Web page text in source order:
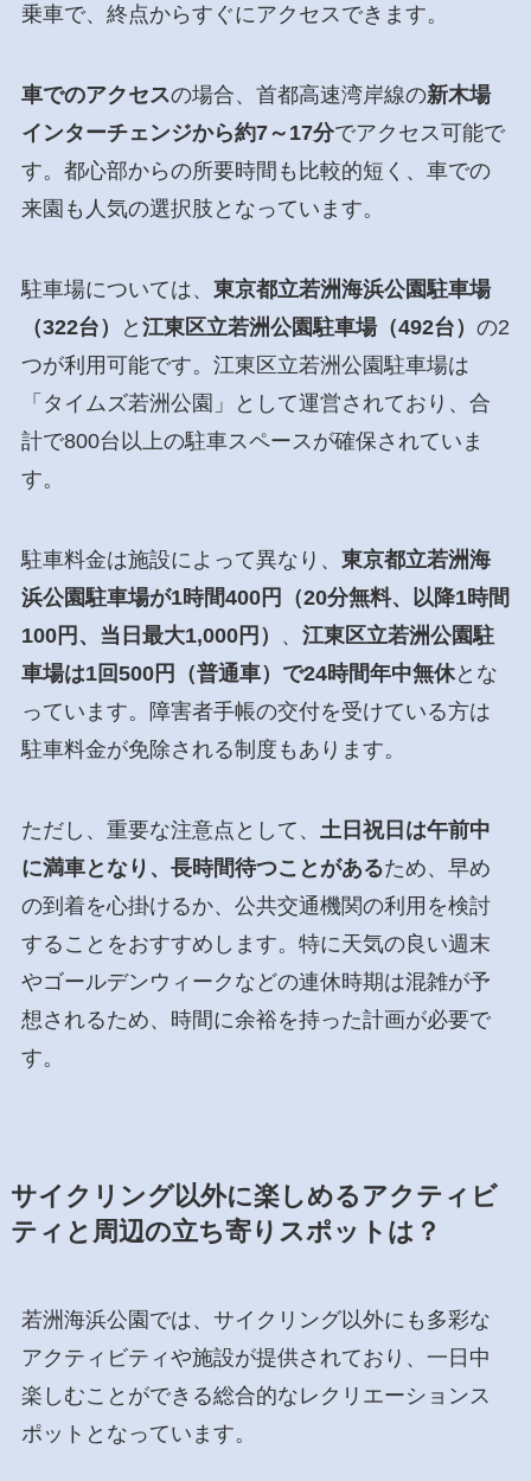
乗車で、終点からすぐにアクセスできます。
車でのアクセスの場合、首都高速湾岸線の新木場
インターチェンジから約7～17分でアクセス可能で
す。都心部からの所要時間も比較的短く、車での
来園も人気の選択肢となっています。
駐車場については、 東京都立若洲海浜公園駐車場
（322台）
と 江東区立若洲公園駐車場（492台） の2
つが利用可能です。江東区立若洲公園駐車場は
「タイムズ若洲公園」として運営されており、合
計で800台以上の駐車スペースが確保されていま
す。
駐車料金は施設によって異なり、 東京都立若洲海
浜公園駐車場が1時間400円（20分無料、以降1時間
100円、当日最大1,000円）
、 江東区立若洲公園駐
車場は1回500円（普通車）で24時間年中無休とな
っています。障害者手帳の交付を受けている方は
駐車料金が免除される制度もあります。
ただし、重要な注意点として、
土日祝日は午前中
に満車となり、長時間待つことがあるため、早め
の到着を心掛けるか、公共交通機関の利用を検討
することをおすすめします。特に天気の良い週末
やゴールデンウィークなどの連休時期は混雑が予
想されるため、時間に余裕を持った計画が必要で
す。
サイクリング以外に楽しめるアクティビ
ティと周辺の立ち寄りスポットは？
若洲海浜公園では、サイクリング以外にも多彩な
アクティビティや施設が提供されており、一日中
楽しむことができる総合的なレクリエーションス
ポットとなっています。